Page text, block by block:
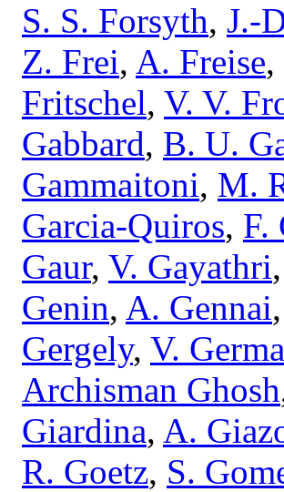
S. S. Forsyth, J.-
Z. Frei, A. Freise,
Fritschel, V. V.
Gabbard, B. U.
Gammaitoni, M.
Garcia-Quiros, F.
Gaur, V. Gayathri
Genin, A. Gennai
Gergely, V.
Archisman Ghosh
Giardina, A.
R. Goetz, S.